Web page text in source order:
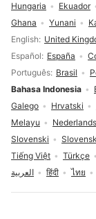
Pilihan bahasa
English United
Español
España
Português Brasil
Bahasa Indonesia
Galego
Hrvatski
Melayu
Nederlands
Slovenski
Tiếng Việt
Türkçe
العربية
हिंदी ไทย
Hungaria
Ekuador
Ghana
Yunani